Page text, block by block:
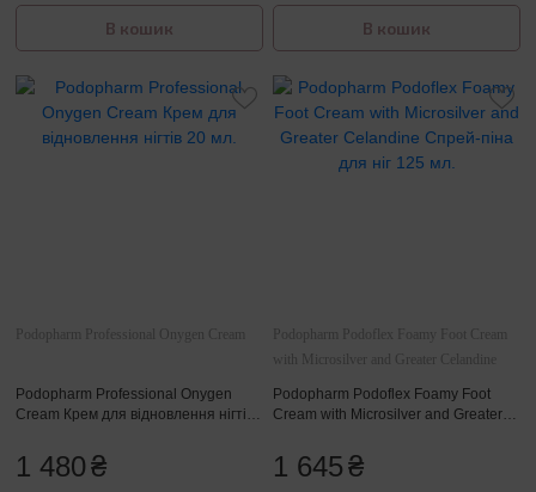
В кошик В кошик
Podopharm Professional Onygen Cream
Podopharm Professional Onygen
Cream Крем для відновлення нігтів
1 480₴
Podopharm Podoflex Foamy Foot Cream
with Microsilver and Greater Celandine
Podopharm Podoflex Foamy Foot
Cream with Microsilver and Greater
мл.
1 645₴